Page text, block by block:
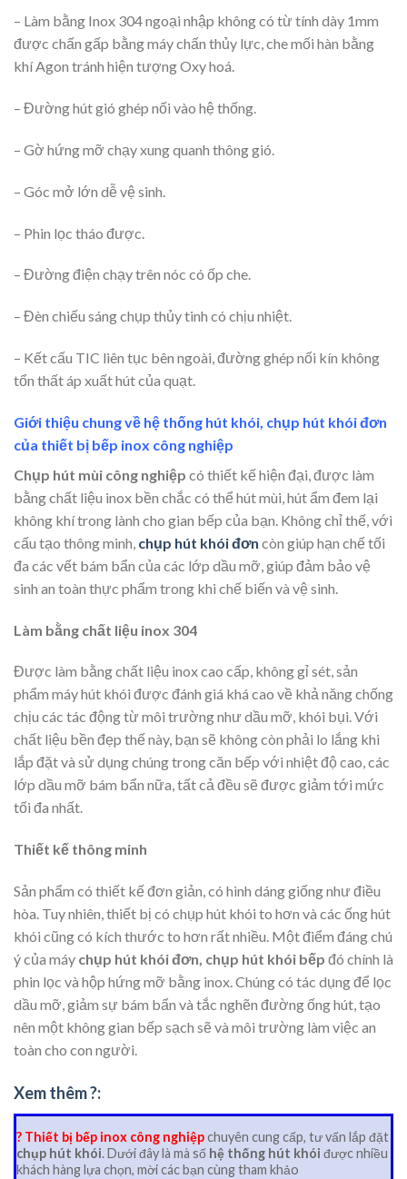
– Làm bằng Inox 304 ngoại nhập không có từ tính dày 1mm
được chấn gấp bằng máy chấn thủy lực, che mối hàn bằng
khí Agon tránh hiện tượng Oxy hoá.
– Đường hút gió ghép nối vào hệ thống.
– Gờ hứng mỡ chạy xung quanh thông gió.
– Góc mở lớn dễ vệ sinh.
– Phin lọc tháo được.
– Đường điện chạy trên nóc có ốp che.
– Đèn chiếu sáng chụp thủy tinh có chịu nhiệt.
– Kết cấu TIC liên tục bên ngoài, đường ghép nối kín không
tổn thất áp xuất hút của quạt.
Giới thiệu chung về hệ thống hút khói, chụp hút khói đơn
của thiết bị bếp inox công nghiệp
Chụp hút mùi công nghiệp có thiết kế hiện đại, được làm
bằng chất liệu inox bền chắc có thể hút mùi, hút ẩm đem lại
không khí trong lành cho gian bếp của bạn. Không chỉ thế, với
cấu tạo thông minh, chụp hút khói đơn còn giúp hạn chế tối
đa các vết bám bẩn của các lớp dầu mỡ, giúp đảm bảo vệ
sinh an toàn thực phẩm trong khi chế biến và vệ sinh.
Làm bằng chất liệu inox 304
Được làm bằng chất liệu inox cao cấp, không gỉ sét, sản
phẩm máy hút khói được đánh giá khá cao về khả năng chống
chịu các tác động từ môi trường như dầu mỡ, khói bụi. Với
chất liệu bền đẹp thế này, bạn sẽ không còn phải lo lắng khi
lắp đặt và sử dụng chúng trong căn bếp với nhiệt độ cao, các
lớp dầu mỡ bám bẩn nữa, tất cả đều sẽ được giảm tới mức
tối đa nhất.
Thiết kế thông minh
Sản phẩm có thiết kế đơn giản, có hình dáng giống như điều
hòa. Tuy nhiên, thiết bị có chụp hút khói to hơn và các ống hút
khói cũng có kích thước to hơn rất nhiều. Một điểm đáng chú
ý của máy chụp hút khói đơn, chụp hút khói bếp đó chính là
phin lọc và hộp hứng mỡ bằng inox. Chúng có tác dụng để lọc
dầu mỡ, giảm sự bám bẩn và tắc nghẽn đường ống hút, tạo
nên một không gian bếp sạch sẽ và môi trường làm việc an
toàn cho con người.
Xem thêm ?:
? Thiết bị bếp inox công nghiệpchuyên cung cấp, tư vấn lắp đặt
chụp hút khói. Dưới đây là mà số hệ thống hút khói được nhiều
khách hàng lựa chọn, mời các bạn cùng tham khảo